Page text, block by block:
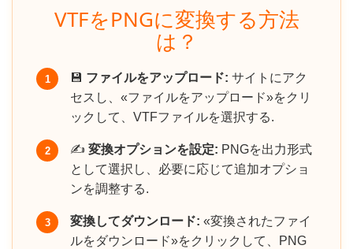
VTFをPNGに変換する方法
は？
1 💾 ファイルをアップロード: サイトにアク
セスし、«ファイルをアップロード»をクリ
ックして、VTFファイルを選択する.
2 ✍️ 変換オプションを設定: PNGを出力形式
として選択し、必要に応じて追加オプショ
ンを調整する.
3 変換してダウンロード: «変換されたファイ
ルをダウンロード»をクリックして、PNG